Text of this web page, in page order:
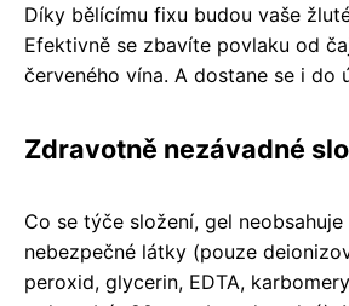
Díky bělícímu fixu budou vaše
Efektivně se zbavíte povlaku od
červeného vína. A dostane se i do
Zdravotně nezávadné
Co se týče složení, gel neobsahuje
nebezpečné látky (pouze
peroxid, glycerin, EDTA,